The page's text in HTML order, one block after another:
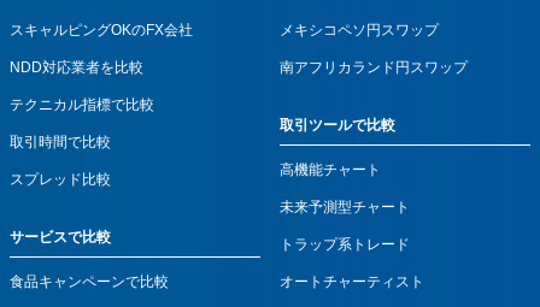
スキャルピングOKのFX会社
NDD対応業者を比較
テクニカル指標で比較
取引時間で比較
スプレッド比較
サービスで比較
食品キャンペーンで比較
メキシコペソ円スワップ
南アフリカランド円スワップ
取引ツールで比較
高機能チャート
未来予測型チャート
トラップ系トレード
オートチャーティスト